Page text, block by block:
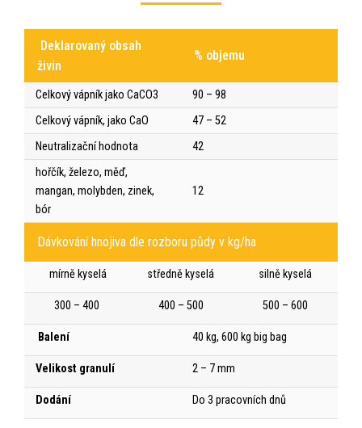
Deklarovaný obsah
živin
% objemu
Celkový vápník jako CaCO3
90 – 98
Celkový vápník, jako CaO
47 – 52
Neutralizační hodnota
42
hořčík, železo, měď,
mangan, molybden, zinek,
bór
12
Dávkování hnojiva dle rozboru půdy v kg/ha
mírně kyselá středně kyselá silně kyselá
300 – 400 400 – 500 500 – 600
Balení 40 kg, 600 kg big bag
Velikost granulí 2 – 7 mm
Dodání Do 3 pracovních dnů